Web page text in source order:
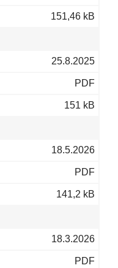
151,46 kB
25.8.2025
PDF
151 kB
18.5.2026
PDF
141,2 kB
18.3.2026
PDF